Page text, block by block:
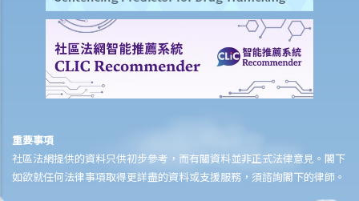
我想解僱此職員。我可否不給予他預先通知（或代通知金）而立刻解僱
2. 我是一名辦公室文員，但老闆經常指令我在貨倉內搬運重物，我認為
此工作與我的職責不符，而老闆亦沒有在我面試時說明此項職責。我可
否不給予他預先通知（或代通知金）而辭職？
4. 我將會以其中一個「有效的解僱理由」 解僱我的職員。我是否需要給
予他預先通知或代通知金？
5. 假如我（作為一名僱員）現正面對「不合理解僱」或「不合理地更改
重要事項
社區法網提供的資料只供初步參考，而有關資料並非正式法律意見。閣下
如欲就任何法律事項取得更詳盡的資料或支援服務，須諮詢閣下的律師。